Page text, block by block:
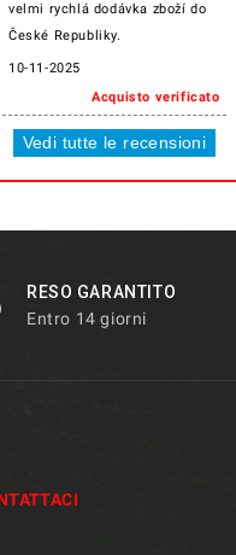
velmi rychlá dodávka zboží do
České Republiky.
10-11-2025
Acquisto verificato
Vedi tutte le recensioni
RESO GARANTITO
Entro 14 giorni